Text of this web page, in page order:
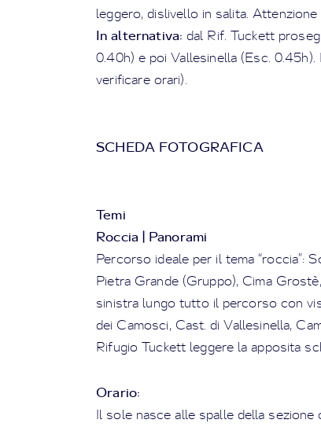
leggero, dislivello in salita.
In alternativa: dal Rif. Tuckett
0.40h) e poi Vallesinella (Esc.
verificare orari).
SCHEDA FOTOGRAFICA
Temi
Roccia | Panorami
Percorso ideale per il tema “roccia”:
Pietra Grande (Gruppo), Cima
sinistra lungo tutto il percorso con
dei Camosci, Cast. di Vallesinella,
Rifugio Tuckett leggere la apposita
Orario:
Il sole nasce alle spalle della